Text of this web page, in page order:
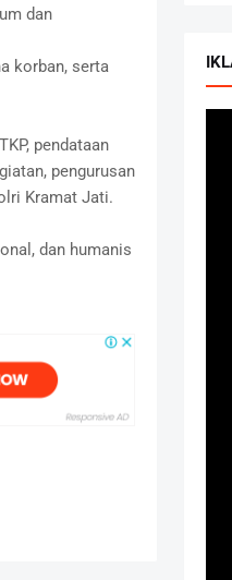
dan
korban, serta
pendataan
pengurusan
Kramat Jati.
dan humanis